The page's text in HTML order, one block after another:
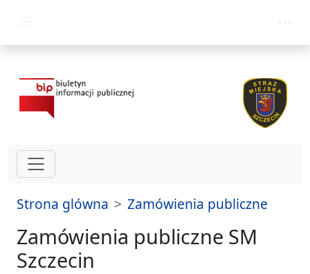
Strona glówna Zamówienia publiczne
Zamówienia publiczne SM
Szczecin